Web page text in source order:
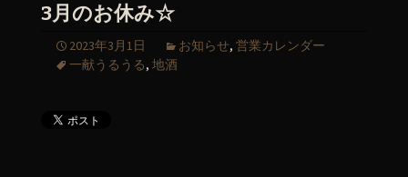
3月のお休み☆
2023年3月1日 お知らせ, 営業カレンダー
一献うるうる, 地酒